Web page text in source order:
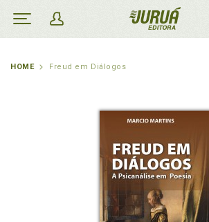
HOME Freud em Diálogos